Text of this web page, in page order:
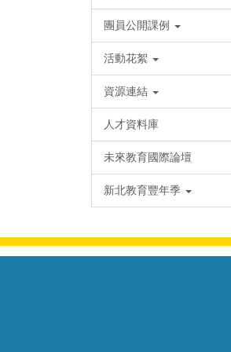
團員公開課例
活動花絮
資源連結
人才資料庫
未來教育國際論壇
新北教育豐年季